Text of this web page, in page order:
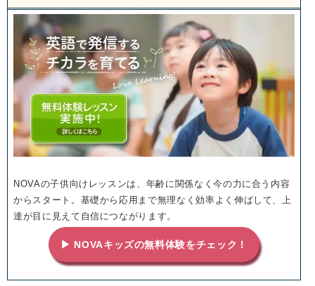
NOVAの子供向けレッスンは、年齢に関係なく今の力に合う内容
からスタート。基礎から応用まで無理なく効率よく伸ばして、上
達が目に見えて自信につながります。
▶ NOVAキッズの無料体験をチェック！